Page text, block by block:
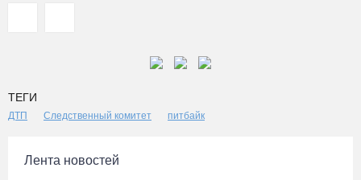
ТЕГИ
ДТП Следственный комитет питбайк
Лента новостей